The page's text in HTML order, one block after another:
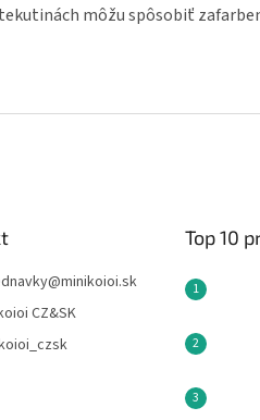
môžu spôsobiť
@minikoioi.sk
CZ&SK
Top 10